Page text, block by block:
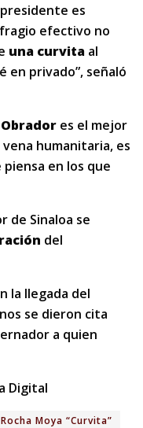
es
efectivo no
una curvita al
en privado”, señaló
es el mejor
humanitaria, es
en los que
de Sinaloa se
del
la llegada del
se dieron cita
a quien
Digital
Moya “Curvita”